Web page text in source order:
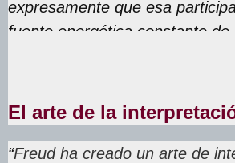
expresamente que esa
fuente energética constante
El arte de la
“Freud ha creado un arte de